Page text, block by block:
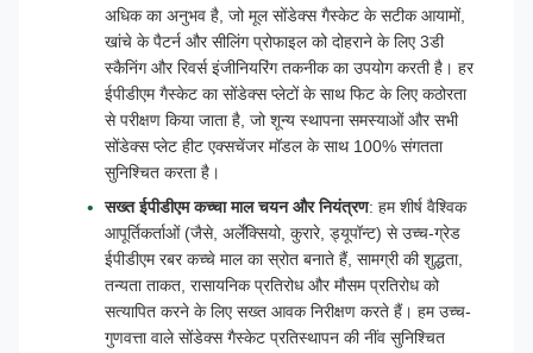
अधिक का अनुभव है, जो मूल सोंडेक्स गैस्केट के सटीक आयामों,
खांचे के पैटर्न और सीलिंग प्रोफाइल को दोहराने के लिए 3डी
स्कैनिंग और रिवर्स इंजीनियरिंग तकनीक का उपयोग करती है। हर
ईपीडीएम गैस्केट का सोंडेक्स प्लेटों के साथ फिट के लिए कठोरता
से परीक्षण किया जाता है, जो शून्य स्थापना समस्याओं और सभी
सोंडेक्स प्लेट हीट एक्सचेंजर मॉडल के साथ 100% संगतता
सुनिश्चित करता है।
सख्त ईपीडीएम कच्चा माल चयन और नियंत्रण: हम शीर्ष वैश्विक
आपूर्तिकर्ताओं (जैसे, अर्लेंक्सियो, कुरारे, ड्यूपॉन्ट) से उच्च-ग्रेड
ईपीडीएम रबर कच्चे माल का स्रोत बनाते हैं, सामग्री की शुद्धता,
तन्यता ताकत, रासायनिक प्रतिरोध और मौसम प्रतिरोध को
सत्यापित करने के लिए सख्त आवक निरीक्षण करते हैं। हम उच्च-
गुणवत्ता वाले सोंडेक्स गैस्केट प्रतिस्थापन की नींव सुनिश्चित